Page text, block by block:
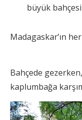
büyük
Madagaskar’ın
Bahçede
kaplumbağa